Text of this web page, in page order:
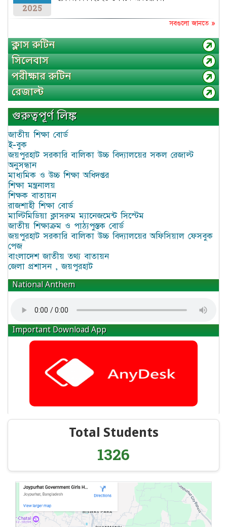
2025
সবগুলো জানতে »
ক্লাস রুটিন
সিলেবাস
পরীক্ষার রুটিন
রেজাল্ট
গুরুত্বপূর্ণ লিঙ্ক
জাতীয় শিক্ষা বোর্ড
ই-বুক
জয়পুরহাট সরকারি বালিকা উচ্চ বিদ্যালয়ের সকল রেজাল্ট
অনুসন্ধান
মাধ্যমিক ও উচ্চ শিক্ষা অধিদপ্তর
শিক্ষা মন্ত্রনালয়
শিক্ষক বাতায়ন
রাজশাহী শিক্ষা বোর্ড
মাল্টিমিডিয়া ক্লাসরুম ম্যানেজমেন্ট সিস্টেম
জাতীয় শিক্ষাক্রম ও পাঠ্যপুস্তক বোর্ড
জয়পুরহাট সরকারি বালিকা উচ্চ বিদ্যালয়ের অফিসিয়াল ফেসবুক
পেজ
বাংলাদেশ জাতীয় তথ্য বাতায়ন
জেলা প্রশাসন , জয়পুরহাট
National Anthem
Important Download App
Total Students
1326